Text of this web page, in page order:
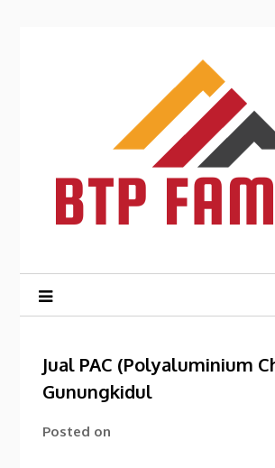
Jual PAC (Polyaluminium
Gunungkidul
Posted on